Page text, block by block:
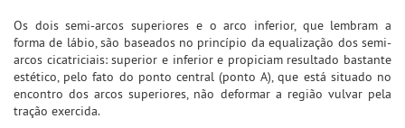
Os dois semi-arcos superiores e o arco inferior, que lembram a
forma de lábio, são baseados no princípio da equalização dos semi-
arcos cicatriciais: superior e inferior e propiciam resultado bastante
estético, pelo fato do ponto central (ponto A), que está situado no
encontro dos arcos superiores, não deformar a região vulvar pela
tração exercida.